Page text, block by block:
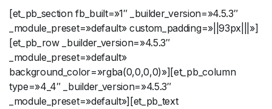
[et_pb_section fb_built=»1″ _builder_version=»4.5.3″
_module_preset=»default» custom_padding=»||93px|||»]
[et_pb_row _builder_version=»4.5.3″
_module_preset=»default»
background_color=»rgba(0,0,0,0)»][et_pb_column
type=»4_4″ _builder_version=»4.5.3″
_module_preset=»default»][et_pb_text